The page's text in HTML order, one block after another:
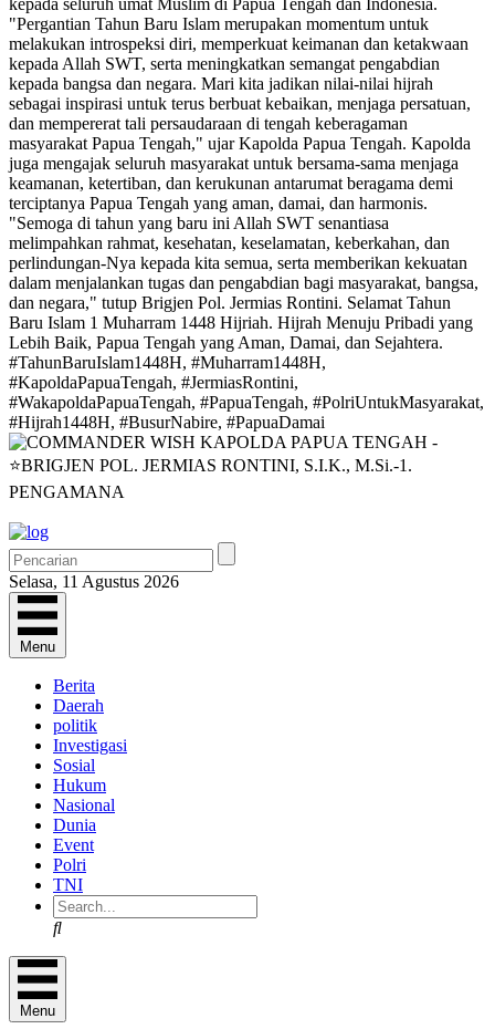
Selasa, 11 Agustus 2026
Menu
Berita
Daerah
politik
Investigasi
Sosial
Hukum
Nasional
Dunia
Event
Polri
TNI
Search
Menu